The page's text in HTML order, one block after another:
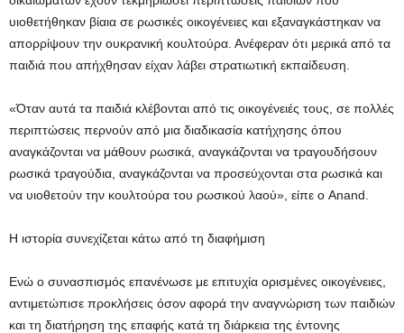
υιοθετήθηκαν βίαια σε ρωσικές οικογένειες και εξαναγκάστηκαν να
απορρίψουν την ουκρανική κουλτούρα. Ανέφεραν ότι μερικά από τα
παιδιά που απήχθησαν είχαν λάβει στρατιωτική εκπαίδευση.
«Όταν αυτά τα παιδιά κλέβονται από τις οικογένειές τους, σε πολλές
περιπτώσεις περνούν από μια διαδικασία κατήχησης όπου
αναγκάζονται να μάθουν ρωσικά, αναγκάζονται να τραγουδήσουν
ρωσικά τραγούδια, αναγκάζονται να προσεύχονται στα ρωσικά και
να υιοθετούν την κουλτούρα του ρωσικού λαού», είπε ο Anand.
Η ιστορία συνεχίζεται κάτω από τη διαφήμιση
Ενώ ο συνασπισμός επανένωσε με επιτυχία ορισμένες οικογένειες,
αντιμετώπισε προκλήσεις όσον αφορά την αναγνώριση των παιδιών
και τη διατήρηση της επαφής κατά τη διάρκεια της έντονης